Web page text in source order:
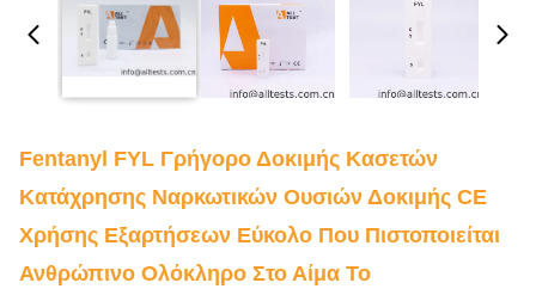
Fentanyl FYL Γρήγορο Δοκιμής Κασετών
Κατάχρησης Ναρκωτικών Ουσιών Δοκιμής CE
Χρήσης Εξαρτήσεων Εύκολο Που Πιστοποιείται
Ανθρώπινο Ολόκληρο Στο Αίμα Το